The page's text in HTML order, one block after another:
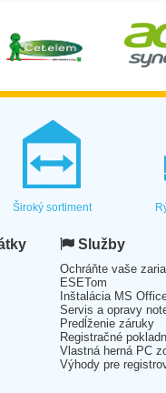
Široký sortiment
Služby
Ochráňte vaše
ESETom
Inštalácia MS
Servis a opravy
Predĺženie záruky
Registračné
Vlastná herná PC
Výhody pre